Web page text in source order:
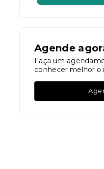
Agende
Faça um
conhecer melhor o